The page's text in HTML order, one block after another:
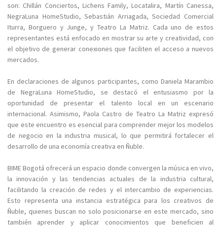
son: Chillán Conciertos, Lichens Family, Locatalira, Martín Canessa,
NegraLuna HomeStudio, Sebastián Arriagada, Sociedad Comercial
Iturra, Borguero y Junge, y Teatro La Matriz. Cada uno de estos
representantes está enfocado en mostrar su arte y creatividad, con
el objetivo de generar conexiones que faciliten el acceso a nuevos
mercados.
En declaraciones de algunos participantes, como Daniela Marambio
de NegraLuna HomeStudio, se destacó el entusiasmo por la
oportunidad de presentar el talento local en un escenario
internacional. Asimismo, Paola Castro de Teatro La Matriz expresó
que este encuentro es esencial para comprender mejor los modelos
de negocio en la industria musical, lo que permitirá fortalecer el
desarrollo de una economía creativa en Ñuble.
BIME Bogotá ofrecerá un espacio donde convergen la música en vivo,
la innovación y las tendencias actuales de la industria cultural,
facilitando la creación de redes y el intercambio de experiencias.
Esto representa una instancia estratégica para los creativos de
Ñuble, quienes buscan no solo posicionarse en este mercado, sino
también aprender y aplicar conocimientos que beneficien al